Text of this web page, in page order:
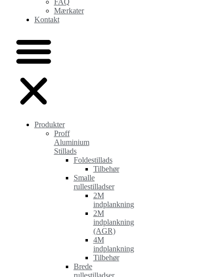
Mærkater
Kontakt
Produkter
Proff
Aluminium
Stillads
Foldestillads
Tilbehør
Smalle
rullestilladser
2M
indplankning
2M
indplankning
(AGR)
4M
indplankning
Tilbehør
Brede